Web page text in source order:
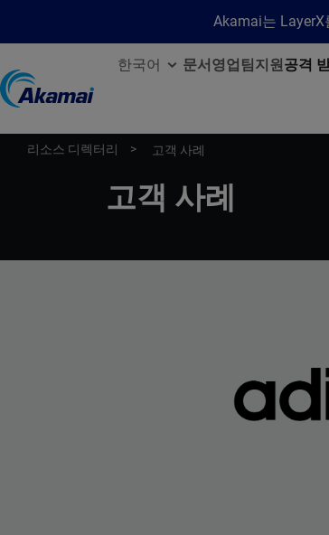
Akamai는
한국어 문서영업팀지원공격
리소스 디렉터리 고객 사례
고객 사례